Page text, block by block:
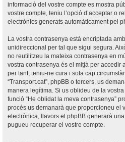
informació del vostre compte es mostra
vostre compte, teniu l’opció d’acceptar o
electrònics generats automàticament pel
La vostra contrasenya està encriptada
unidireccional per tal que sigui segura.
no reutilitzeu la mateixa contrasenya en
vostra contrasenya és el mitjà per accedir
per tant, teniu-ne cura i sota cap
“Transport.cat”, phpBB o tercers, us
manera legítima. Si us oblideu de la
funció “He oblidat la meva contrasenya”
procés us demanarà que proporcioneu el
electrònica, llavors el phpBB generarà
pugueu recuperar el vostre compte.